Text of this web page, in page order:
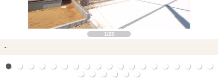
1/25
-